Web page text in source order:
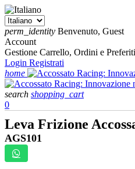
perm_identity Benvenuto, Guest
Account
Gestione Carrello, Ordini e Preferiti
Login Registrati
home
search shopping_cart
0
Leva Frizione
AGS101